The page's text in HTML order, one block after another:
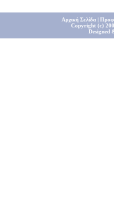
Αρχική Σελίδα|
Copyright (c)
Designed